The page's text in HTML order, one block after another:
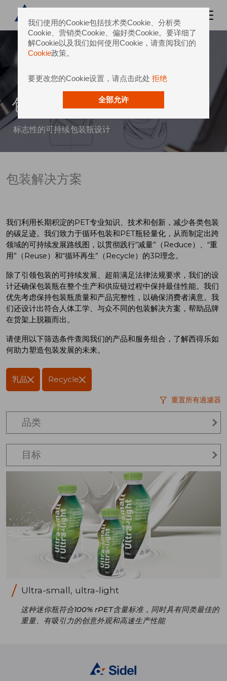
我们使用的Cookie包括技术类Cookie、分析类
Cookie、营销类Cookie、偏好类Cookie。要详细了
解Cookie以及我们如何使用Cookie，请查阅我们的
Cookie政策。
要更改您的Cookie设置，请点击此处 拒绝
全部允许
包装解决方案
标志性的可持续包装瓶设计
包装解决方案
我们利用长期积淀的PET专业知识、技术和创新，减少各类包装
的碳足迹。我们致力于循环包装和PET瓶轻量化，从而制定出跨
领域的可持续发展路线图，以贯彻践行“减量”（ Reduce）、“重
用”（ Reuse）和“循环再生”（ Recycle）的3R理念。
除了引领包装的可持续发展、超前满足法律法规要求，我们的设
计还确保包装瓶在整个生产和供应链过程中保持最佳性能。我们
优先考虑保持包装瓶质量和产品完整性，以确保消费者满意。我
们还设计出符合人体工学、与众不同的包装解决方案，帮助品牌
在货架上脱颖而出。
请使用以下筛选条件查阅我们的产品和服务组合，了解西得乐如
何助力塑造包装发展的未来。
乳品 Recycle
重置所有過濾器
品类
目标
Ultra-small, ultra-light
这种迷你瓶符合100% rPET含量标准，同时具有同类最佳的
重量、有吸引力的创意外观和高速生产性能